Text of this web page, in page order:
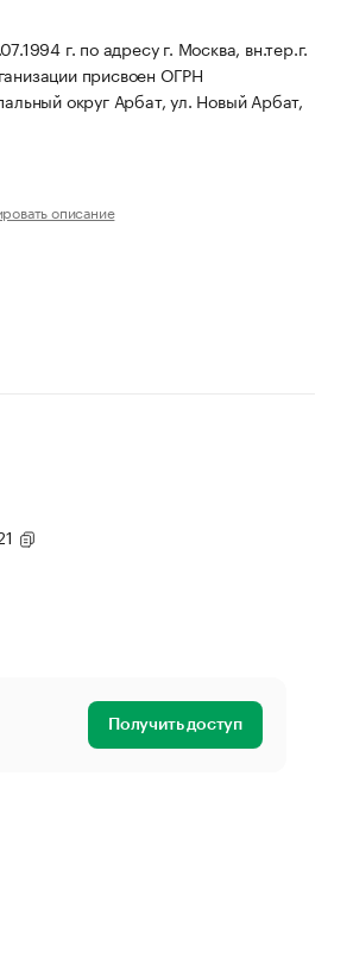
г. по адресу г. Москва, вн.тер.г.
присвоен ОГРН
округ Арбат, ул. Новый Арбат,
описание
Получить доступ